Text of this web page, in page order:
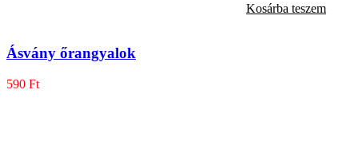
Kosárba teszem
Ásvány őrangyalok
590 Ft